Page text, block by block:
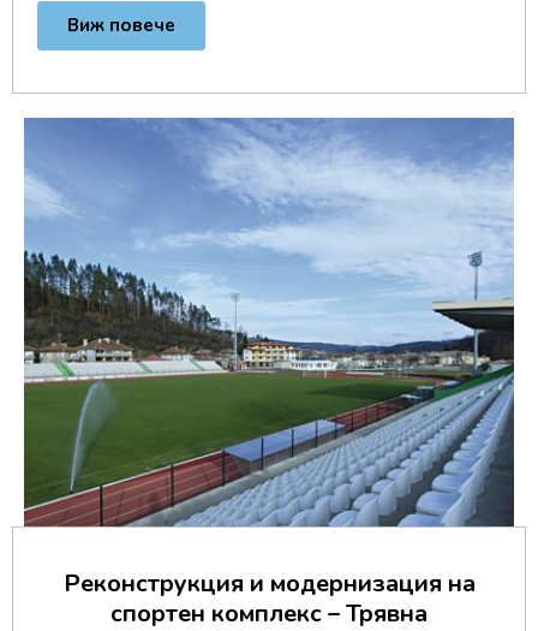
Виж повече
Реконструкция и модернизация на
спортен комплекс – Трявна